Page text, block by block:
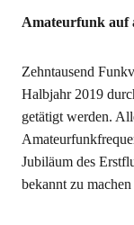
Amateurfunk auf
Zehntausend
Halbjahr 2019
getätigt werden.
Jubiläum des
bekannt zu